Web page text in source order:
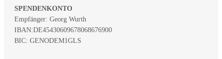
SPENDENKONTO
Empfänger: Georg Wurth
IBAN:DE45430609678068676900
BIC: GENODEM1GLS